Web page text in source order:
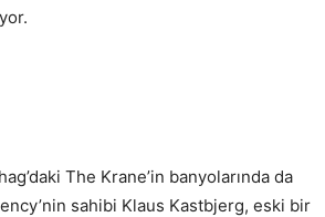
The Krane’in banyolarında da
sahibi Klaus Kastbjerg, eski bir